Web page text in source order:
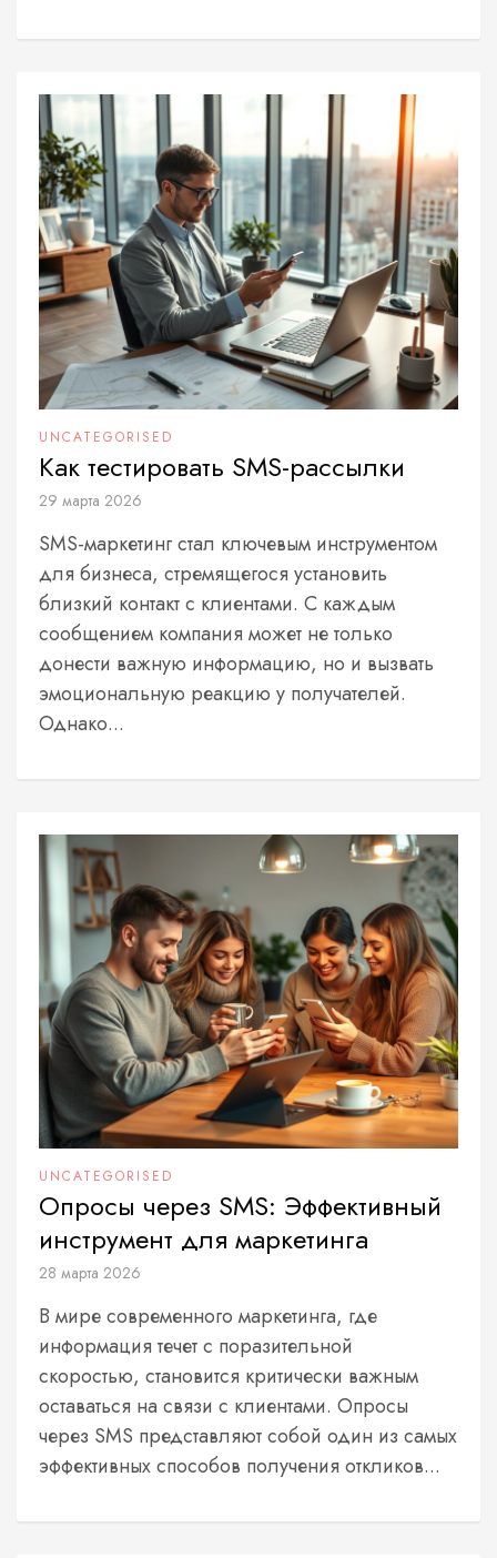
UNCATEGORISED
Как тестировать SMS-рассылки
29 марта 2026
SMS-маркетинг стал ключевым инструментом
для бизнеса, стремящегося установить
близкий контакт с клиентами. С каждым
сообщением компания может не только
донести важную информацию, но и вызвать
эмоциональную реакцию у получателей.
Однако...
UNCATEGORISED
Опросы через SMS: Эффективный
инструмент для маркетинга
28 марта 2026
В мире современного маркетинга, где
информация течет с поразительной
скоростью, становится критически важным
оставаться на связи с клиентами. Опросы
через SMS представляют собой один из самых
эффективных способов получения откликов...